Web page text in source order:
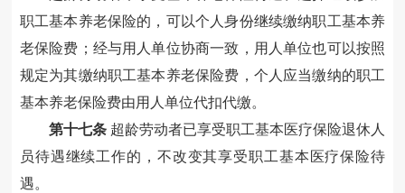
职工基本养老保险的，可以个人身份继续缴纳职工基本养
老保险费；经与用人单位协商一致，用人单位也可以按照
规定为其缴纳职工基本养老保险费，个人应当缴纳的职工
基本养老保险费由用人单位代扣代缴。
第十七条超龄劳动者已享受职工基本医疗保险退休人
员待遇继续工作的，不改变其享受职工基本医疗保险待
遇。